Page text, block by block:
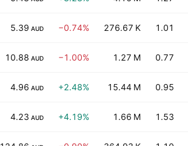
5.39 AUD −0.74% 276.67 K 1.01
10.88 AUD −1.00% 1.27 M 0.77
4.96 AUD +2.48% 15.44 M 0.95
4.23 AUD +4.19% 1.66 M 1.53